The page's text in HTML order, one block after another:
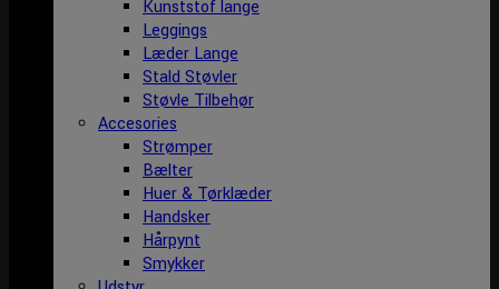
Kunststof lange
Leggings
Læder Lange
Stald Støvler
Støvle Tilbehør
Accesories
Strømper
Bælter
Huer & Tørklæder
Handsker
Hårpynt
Smykker